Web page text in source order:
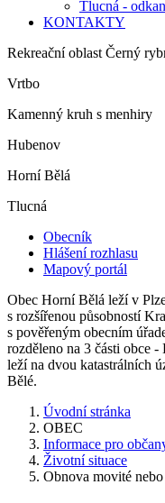
Tlucná -
KONTAKTY
Rekreační oblast Černý
Vrtbo
Kamenný kruh s menhiry
Hubenov
Horní Bělá
Tlucná
Obecník
Hlášení rozhlasu
Mapový portál
Obec Horní Bělá leží v
s rozšířenou působností
s pověřeným obecním
rozděleno na 3 části obce
leží na dvou katastrálních
Bělé.
Úvodní stránka
OBEC
Informace pro
Životní situace
Obnova movité